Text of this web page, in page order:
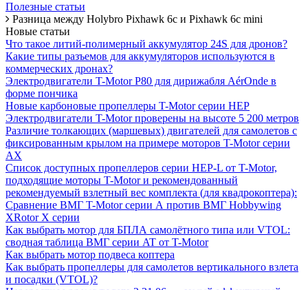
Полезные статьи
Разница между Holybro Pixhawk 6c и Pixhawk 6c mini
Новые статьи
Что такое литий-полимерный аккумулятор 24S для дронов?
Какие типы разъемов для аккумуляторов используются в
коммерческих дронах?
Электродвигатели T-Motor P80 для дирижабля AérOnde в
форме пончика
Новые карбоновые пропеллеры T-Motor серии HEP
Электродвигатели T-Motor проверены на высоте 5 200 метров
Различие толкающих (маршевых) двигателей для самолетов с
фиксированным крылом на примере моторов T-Motor серии
AX
Список доступных пропеллеров серии HEP-L от T-Motor,
подходящие моторы T-Motor и рекомендованный
рекомендуемый взлетный вес комплекта (для квадрокоптера):
Сравнение ВМГ T-Motor серии А против ВМГ Hobbywing
XRotor Х серии
Как выбрать мотор для БПЛА самолётного типа или VTOL:
сводная таблица ВМГ серии AT от T-Motor
Как выбрать мотор подвеса коптера
Как выбрать пропеллеры для самолетов вертикального взлета
и посадки (VTOL)?